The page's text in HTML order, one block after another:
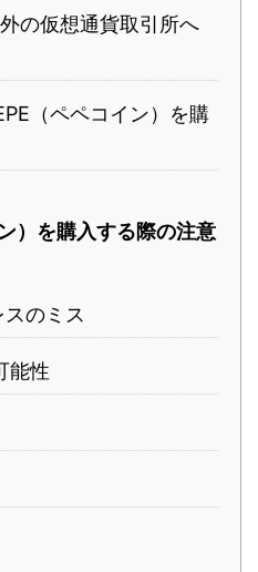
の仮想通貨取引所へ
（ペペコイン）を購
）を購入する際の注意
のミス
能性